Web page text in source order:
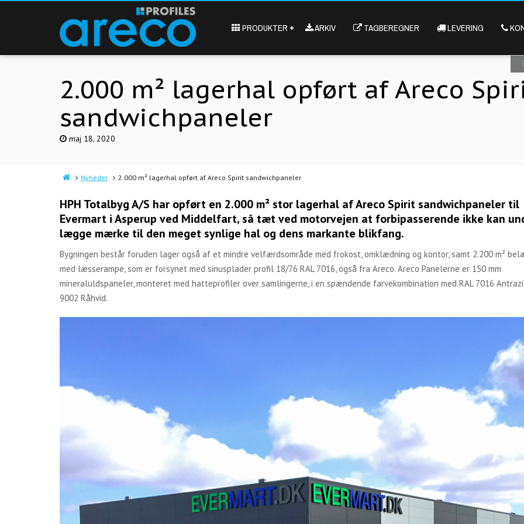
PRODUKTER ARKIVOPENSTAGBEREGNEROPENSLEVERING
2.000 m² lagerhal opført af Areco
sandwichpaneler
maj 18, 2020
Nyheder 2.000 m² lagerhal opført af Areco Spirit sandwichpaneler
HPH Totalbyg A/S har opført en 2.000 m² stor lagerhal af Areco Spirit sandwichpaneler til
Evermart i Asperup ved Middelfart, så tæt ved motorvejen at forbipasserende ikke kan
lægge mærke til den meget synlige hal og dens markante blikfang.
Bygningen består foruden lager også af et mindre velfærdsområde med frokost, omklædning og kontor, samt 2.200 m²
med læsserampe, som er forsynet med sinusplader profil 18/76 RAL 7016, også fra Areco. Areco Panelerne er 150 mm
mineraluldspaneler, monteret med hatteprofiler over samlingerne, i en spændende farvekombination med RAL 7016
9002 Råhvid.